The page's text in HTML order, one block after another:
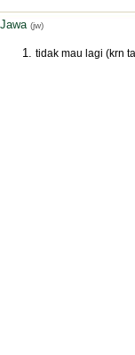
Jawa (jw)
tidak mau lagi (krn